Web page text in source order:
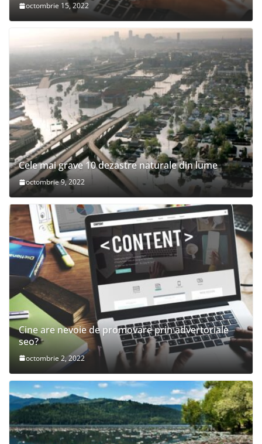
octombrie 15, 2022
Cele mai grave 10 dezastre naturale din lume
octombrie 9, 2022
Cine are nevoie de promovare prin advertoriale
seo?
octombrie 2, 2022